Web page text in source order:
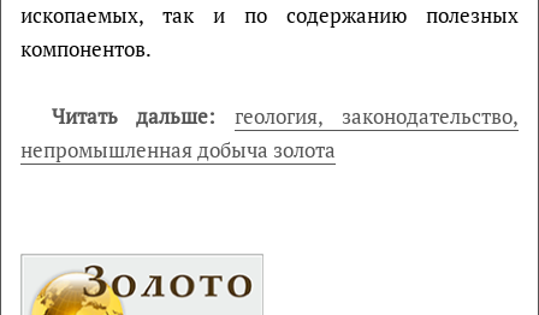
ископаемых, так и по содержанию полезных
компонентов.
Читать дальше:
геология, законодательство,
непромышленная добыча золота